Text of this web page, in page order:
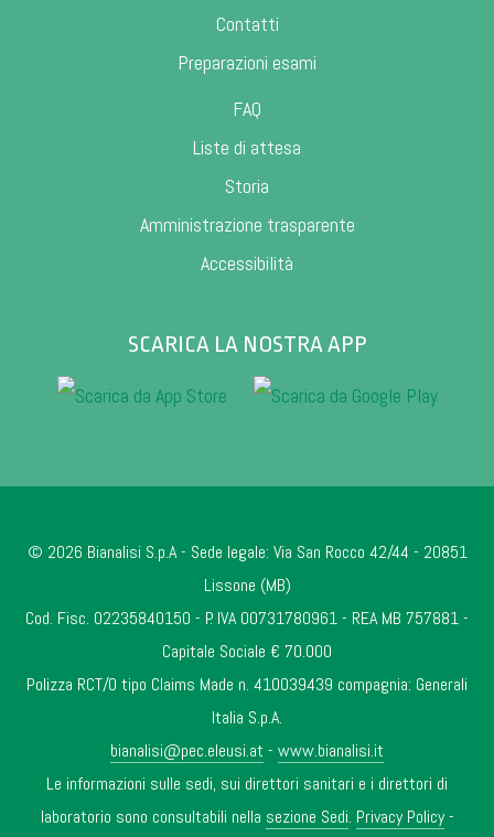
Contatti
Preparazioni esami
FAQ
Liste di attesa
Storia
Amministrazione trasparente
Accessibilità
SCARICA LA NOSTRA APP
© 2026 Bianalisi S.p.A - Sede legale: Via San Rocco 42/44 - 20851
Lissone (MB)
Cod. Fisc. 02235840150 - P. IVA 00731780961 - REA MB 757881 -
Capitale Sociale € 70.000
Polizza RCT/O tipo Claims Made n. 410039439 compagnia: Generali
Italia S.p.A.
bianalisi@pec.eleusi.at - www.bianalisi.it
Le informazioni sulle sedi, sui direttori sanitari e i direttori di
laboratorio sono consultabili nella sezione Sedi. Privacy Policy-